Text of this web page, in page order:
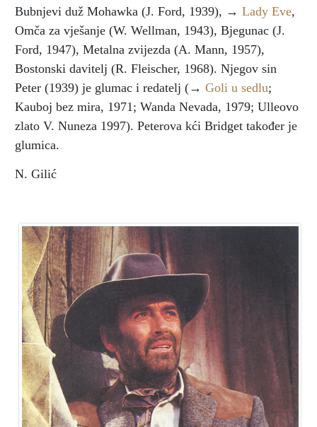
Bubnjevi duž Mohawka (J. Ford, 1939), → Lady Eve,
Omča za vješanje (W. Wellman, 1943), Bjegunac (J.
Ford, 1947), Metalna zvijezda (A. Mann, 1957),
Bostonski davitelj (R. Fleischer, 1968). Njegov sin
Peter (1939) je glumac i redatelj (→ Goli u sedlu;
Kauboj bez mira, 1971; Wanda Nevada, 1979; Ulleovo
zlato V. Nuneza 1997). Peterova kći Bridget također je
glumica.
N. Gilić